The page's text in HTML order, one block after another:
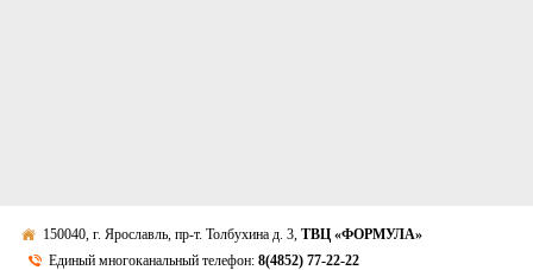
150040, г. Ярославль, пр-т. Толбухина д. 3,ТВЦ «ФОРМУЛА»
Единый многоканальный телефон:8(4852) 77-22-22